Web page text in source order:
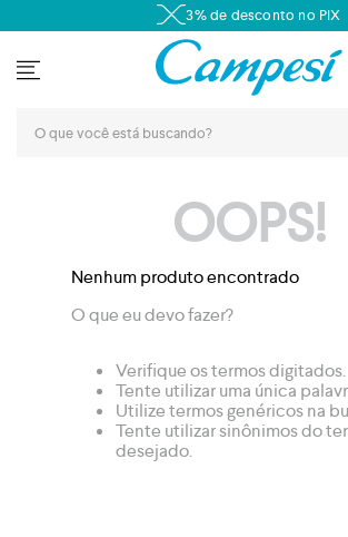
3% de desconto no PIX
OOPS!
Nenhum produto encontrado
O que eu devo fazer?
Verifique os termos digitados.
Tente utilizar uma única
Utilize termos genéricos na
Tente utilizar sinônimos do
desejado.